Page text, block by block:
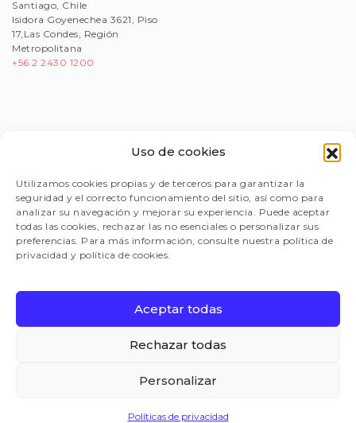
Uso de cookies
Utilizamos cookies propias y de terceros para garantizar la
seguridad y el correcto funcionamiento del sitio, así como para
analizar su navegación y mejorar su experiencia. Puede aceptar
todas las cookies, rechazar las no esenciales o personalizar sus
preferencias. Para más información, consulte nuestra política de
privacidad y política de cookies.
Aceptar todas
Rechazar todas
Personalizar
Políticas de privacidad
Santiago, Chile
Isidora Goyenechea 3621, Piso
17,Las Condes, Región
Metropolitana
+56 2 2430 1200
PORTAL PROVEEDORES
LEGISLACIÓN
CANAL DE DENUNCIAS